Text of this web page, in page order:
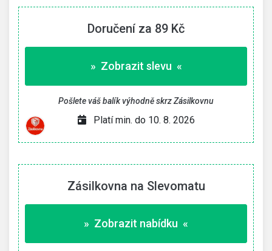
Doručení za 89 Kč
» Zobrazit slevu «
Pošlete váš balík výhodně skrz Zásilkovnu
Platí min. do 10. 8. 2026
Zásilkovna na Slevomatu
» Zobrazit nabídku «